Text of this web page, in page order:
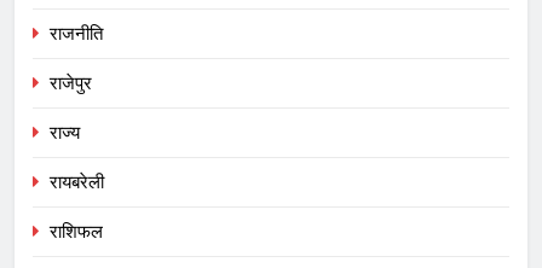
राजनीति
राजेपुर
राज्य
रायबरेली
राशिफल